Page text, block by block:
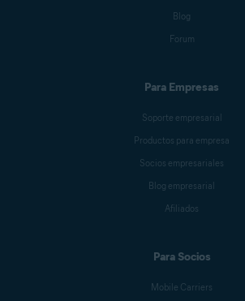
Blog
Forum
Para Empresas
Soporte empresarial
Productos para empresa
Socios empresariales
Blog empresarial
Afiliados
Para Socios
Mobile Carriers